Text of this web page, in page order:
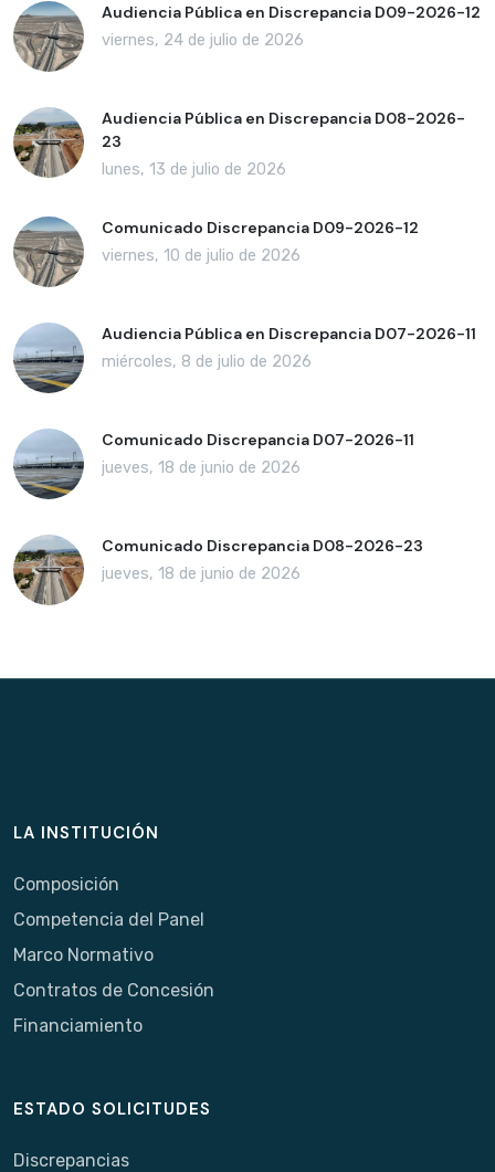
Audiencia Pública en Discrepancia D09-2026-12
viernes, 24 de julio de 2026
Audiencia Pública en Discrepancia D08-2026-
23
lunes, 13 de julio de 2026
Comunicado Discrepancia D09-2026-12
viernes, 10 de julio de 2026
Audiencia Pública en Discrepancia D07-2026-11
miércoles, 8 de julio de 2026
Comunicado Discrepancia D07-2026-11
jueves, 18 de junio de 2026
Comunicado Discrepancia D08-2026-23
jueves, 18 de junio de 2026
LA INSTITUCIÓN
Composición
Competencia del Panel
Marco Normativo
Contratos de Concesión
Financiamiento
ESTADO SOLICITUDES
Discrepancias